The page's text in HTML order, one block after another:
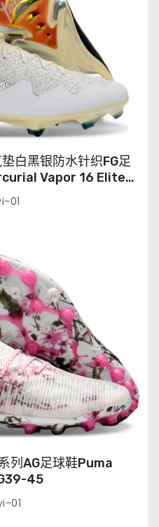
白黑银防水针织FG足
Vapor 16 Elite
01
列AG足球鞋Puma
45
01